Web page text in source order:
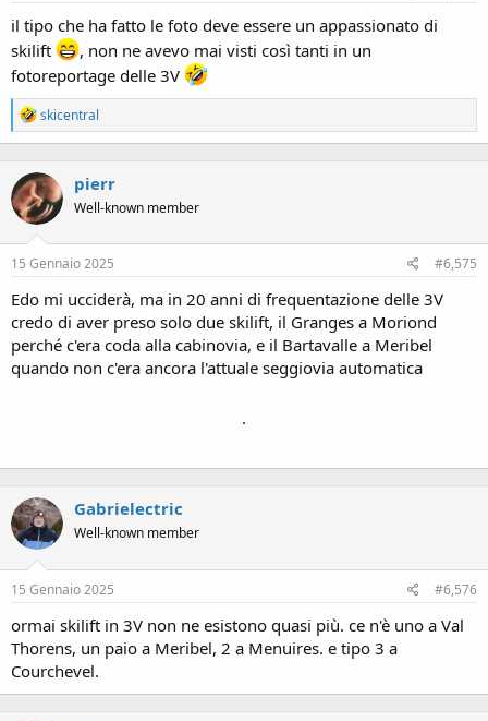
il tipo che ha fatto le foto deve essere un appassionato di
skilift
, non ne avevo mai visti così tanti in un
fotoreportage delle 3V
R
e
a
t
i
o
n
:
skicentral
pierr
Well-known member
15 Gennaio 2025 #6,575
Edo mi ucciderà, ma in 20 anni di frequentazione delle 3V
credo di aver preso solo due skilift, il Granges a Moriond
perché c'era coda alla cabinovia, e il Bartavalle a Meribel
quando non c'era ancora l'attuale seggiovia automatica
.
Gabrielectric
Well-known member
15 Gennaio 2025 #6,576
ormai skilift in 3V non ne esistono quasi più. ce n'è uno a Val
Thorens, un paio a Meribel, 2 a Menuires. e tipo 3 a
Courchevel.